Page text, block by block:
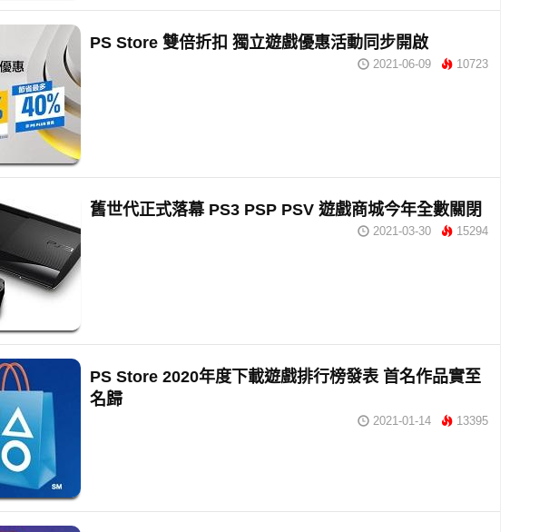
PS Store 雙倍折扣 獨立遊戲優惠活動同步開啟
2021-06-09 10723
舊世代正式落幕 PS3 PSP PSV 遊戲商城今年全數關閉
2021-03-30 15294
PS Store 2020年度下載遊戲排行榜發表 首名作品實至
名歸
2021-01-14 13395